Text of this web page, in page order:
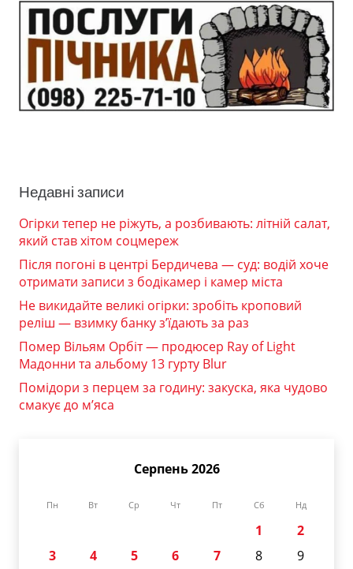
Недавні записи
Огірки тепер не ріжуть, а розбивають: літній салат,
який став хітом соцмереж
Після погоні в центрі Бердичева — суд: водій хоче
отримати записи з бодікамер і камер міста
Не викидайте великі огірки: зробіть кроповий
реліш — взимку банку з’їдають за раз
Помер Вільям Орбіт — продюсер Ray of Light
Мадонни та альбому 13 гурту Blur
Помідори з перцем за годину: закуска, яка чудово
смакує до м’яса
Серпень 2026
Пн Вт Ср Чт Пт Сб Нд
1
2
3
4 5 6 7 8
9